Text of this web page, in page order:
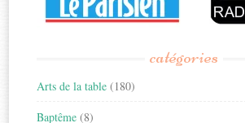
catégories
Arts de la table (180)
Baptême (8)